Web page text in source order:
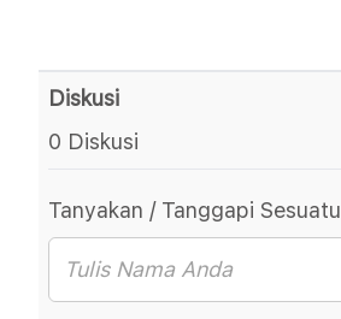
Diskusi
0 Diskusi
Tanyakan / Tanggapi Sesuatu